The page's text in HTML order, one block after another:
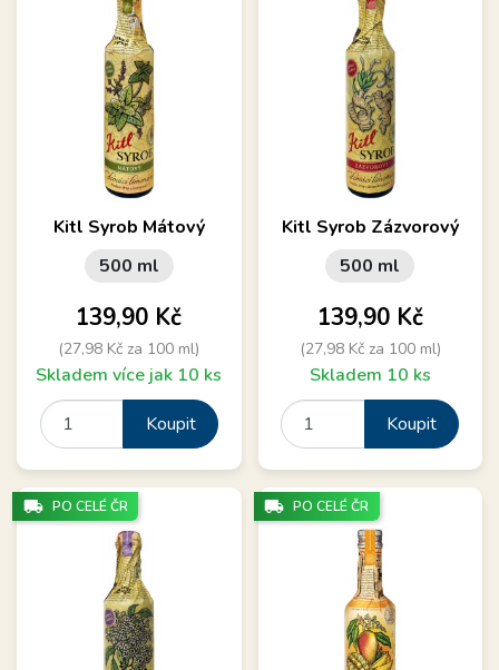
Kitl Syrob Mátový
500 ml
Cena
139,90 Kč
(27,98 Kč za 100 ml)
Skladem více jak 10 ks
Koupit
Kitl Syrob Zázvorový
500 ml
Cena
139,90 Kč
(27,98 Kč za 100 ml)
Skladem 10 ks
Koupit
local_shipping PO CELÉ ČR local_shipping PO CELÉ ČR